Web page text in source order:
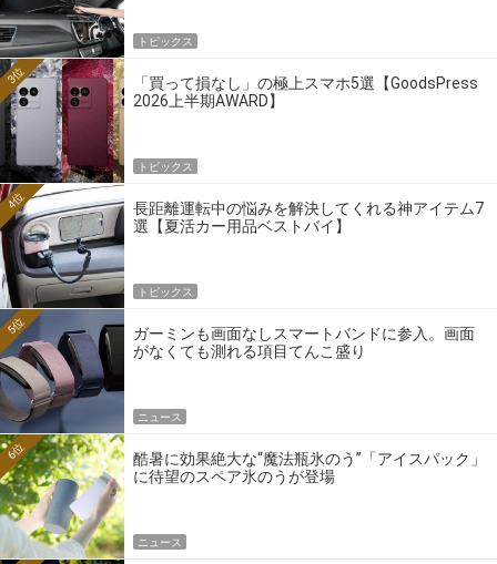
トピックス
「買って損なし」の極上スマホ5選【GoodsPress
2026上半期AWARD】
3位
トピックス
長距離運転中の悩みを解決してくれる神アイテム7
選【夏活カー用品ベストバイ】
4位
トピックス
ガーミンも画面なしスマートバンドに参入。画面
がなくても測れる項目てんこ盛り
5位
ニュース
酷暑に効果絶大な“魔法瓶氷のう”「アイスパック」
に待望のスペア氷のうが登場
6位
ニュース